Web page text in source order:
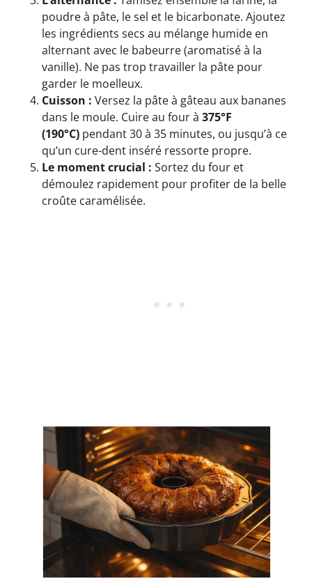
poudre à pâte, le sel et le bicarbonate. Ajoutez
les ingrédients secs au mélange humide en
alternant avec le babeurre (aromatisé à la
vanille). Ne pas trop travailler la pâte pour
garder le moelleux.
Cuisson : Versez la pâte à gâteau aux bananes
dans le moule. Cuire au four à 375°F
(190°C) pendant 30 à 35 minutes, ou jusqu’à ce
qu’un cure-dent inséré ressorte propre.
Le moment crucial : Sortez du four et
démoulez rapidement pour profiter de la belle
croûte caramélisée.